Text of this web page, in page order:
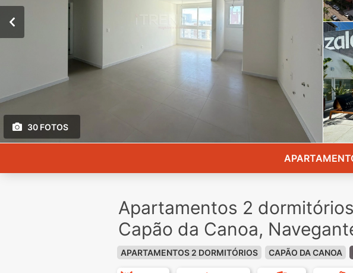
30 FOTOS
Apartamentos 2
Capão da Canoa,
APARTAMENTOS 2 DORMITÓRIOS CAPÃO DA CANOA